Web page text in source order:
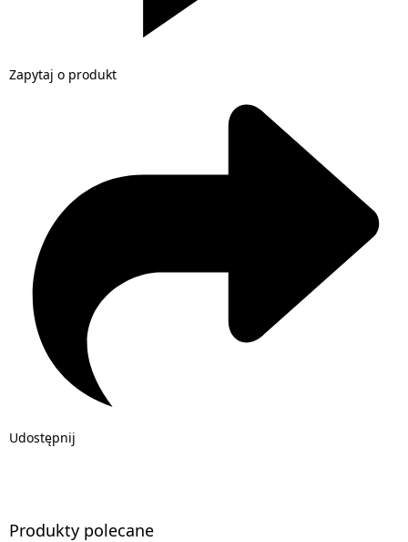
Zapytaj o produkt
Udostępnij
Produkty polecane